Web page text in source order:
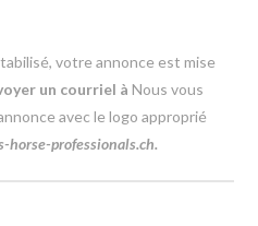
votre annonce est mise
un courriel à Nous vous
avec le logo approprié
horse-professionals.ch.